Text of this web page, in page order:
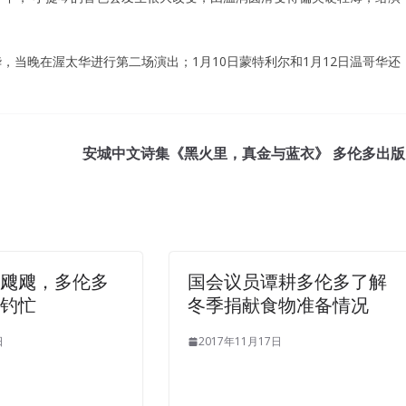
当晚在渥太华进行第二场演出；1月10日蒙特利尔和1月12日温哥华还
安城中文诗集《黑火里，真金与蓝衣》 多伦多出版
飕，多伦多
忙
国会议员谭耕多伦多了解
冬季捐献食物准备情况
2017年11月17日